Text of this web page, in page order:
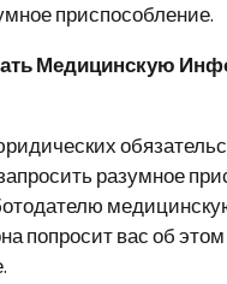
приспособление.
Медицинскую
разумное
попросит вас об